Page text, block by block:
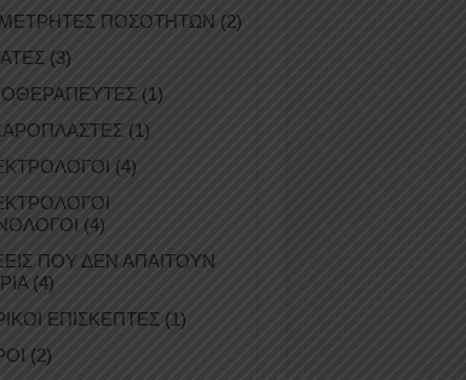
ΠΟΣΟΤΗΤΩΝ (2)
(3)
(1)
(1)
(4)
(4)
ΠΟΥ ΔΕΝ ΑΠΑΙΤΟΥΝ
(4)
ΕΠΙΣΚΕΠΤΕΣ (1)
(2)